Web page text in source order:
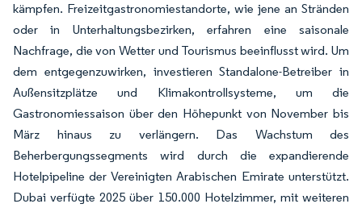
kämpfen. Freizeitgastronomiestandorte, wie jene an Stränden
oder in Unterhaltungsbezirken, erfahren eine saisonale
Nachfrage, die von Wetter und Tourismus beeinflusst wird. Um
dem entgegenzuwirken, investieren Standalone-Betreiber in
Außensitzplätze und Klimakontrollsysteme, um die
Gastronomiessaison über den Höhepunkt von November bis
März hinaus zu verlängern. Das Wachstum des
Beherbergungssegments wird durch die expandierende
Hotelpipeline der Vereinigten Arabischen Emirate unterstützt.
Dubai verfügte 2025 über 150.000 Hotelzimmer, mit weiteren